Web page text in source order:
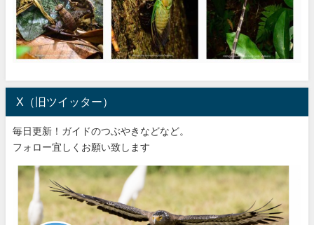
X（旧ツイッター）
毎日更新！ガイドのつぶやきなどなど。
フォロー宜しくお願い致します